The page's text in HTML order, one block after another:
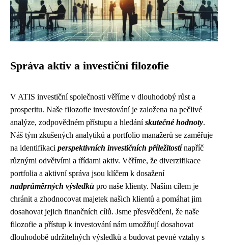
Správa aktiv a investiční filozofie
V ATIS investiční společnosti věříme v dlouhodobý růst a
prosperitu. Naše filozofie investování je založena na pečlivé
analýze, zodpovědném přístupu a hledánískutečné hodnoty.
Náš tým zkušených analytiků a portfolio manažerů se zaměřuje
na identifikaci perspektivních investičních příležitostínapříč
různými odvětvími a třídami aktiv. Věříme, že diverzifikace
portfolia a aktivní správa jsou klíčem k dosažení
nadprůměrných výsledků pro naše klienty. Naším cílem je
chránit a zhodnocovat majetek našich klientů a pomáhat jim
dosahovat jejich finančních cílů. Jsme přesvědčeni, že naše
filozofie a přístup k investování nám umožňují dosahovat
dlouhodobě udržitelných výsledků a budovat pevné vztahy s